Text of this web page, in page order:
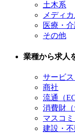
土木系
メディ
医療・
その他
業種から求人
サービ
商社
流通（
消費財
マスコミ
建設・